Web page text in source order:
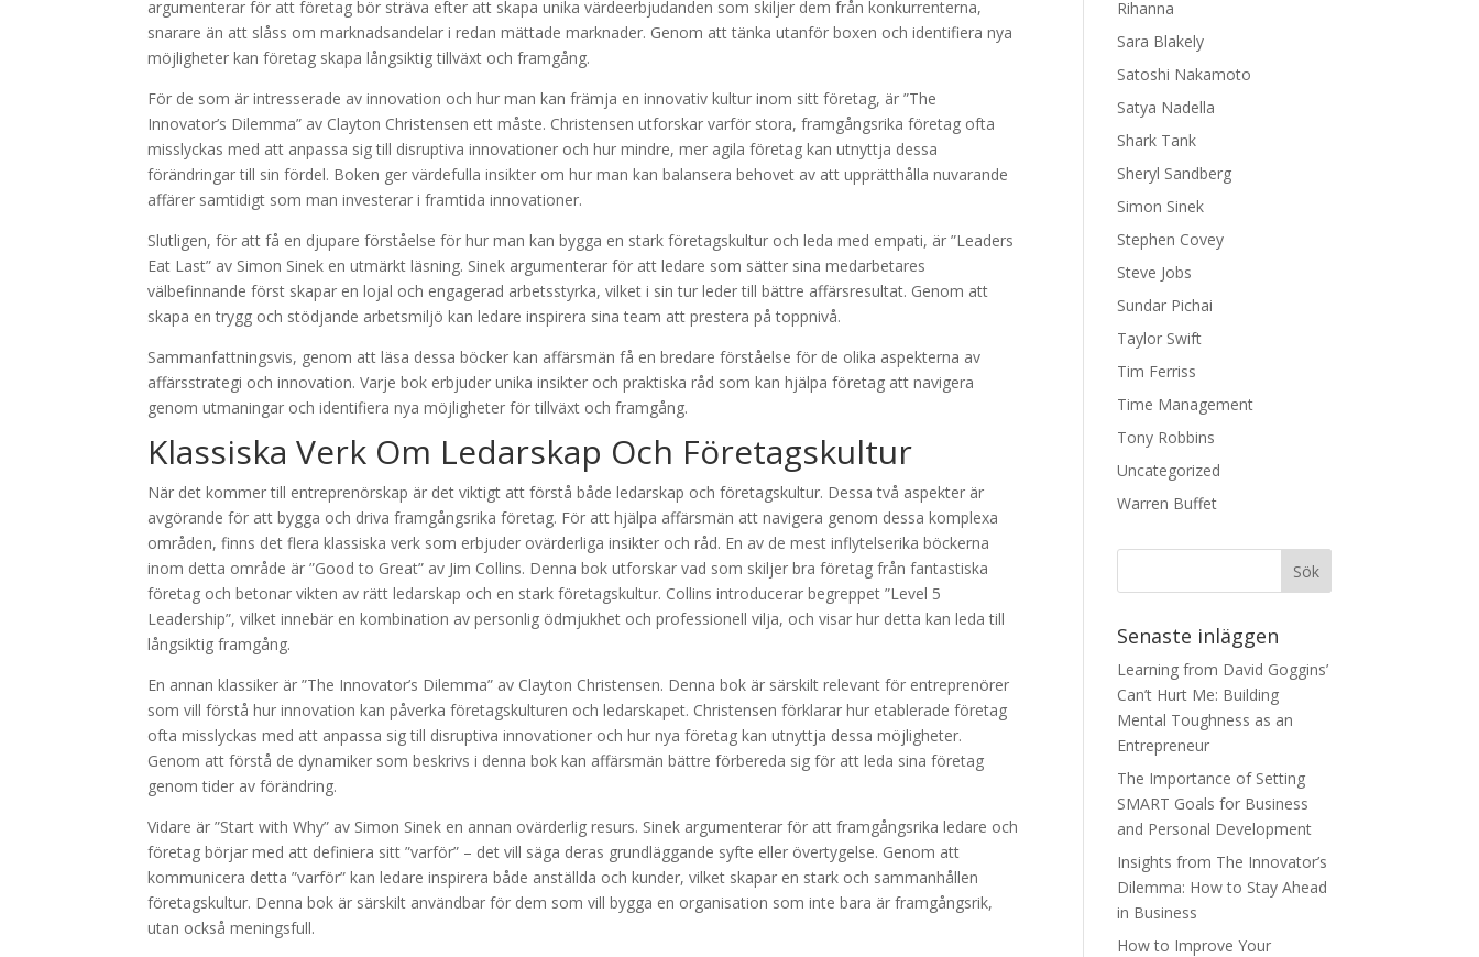
argumenterar för att företag bör sträva efter att skapa unika värdeerbjudanden som skiljer dem från konkurrenterna,
snarare än att slåss om marknadsandelar i redan mättade marknader. Genom att tänka utanför boxen och identifiera nya
möjligheter kan företag skapa långsiktig tillväxt och framgång.
För de som är intresserade av innovation och hur man kan främja en innovativ kultur inom sitt företag, är ”The
Innovator’s Dilemma” av Clayton Christensen ett måste. Christensen utforskar varför stora, framgångsrika företag ofta
misslyckas med att anpassa sig till disruptiva innovationer och hur mindre, mer agila företag kan utnyttja dessa
förändringar till sin fördel. Boken ger värdefulla insikter om hur man kan balansera behovet av att upprätthålla nuvarande
affärer samtidigt som man investerar i framtida innovationer.
Slutligen, för att få en djupare förståelse för hur man kan bygga en stark företagskultur och leda med empati, är ”Leaders
Eat Last” av Simon Sinek en utmärkt läsning. Sinek argumenterar för att ledare som sätter sina medarbetares
välbefinnande först skapar en lojal och engagerad arbetsstyrka, vilket i sin tur leder till bättre affärsresultat. Genom att
skapa en trygg och stödjande arbetsmiljö kan ledare inspirera sina team att prestera på toppnivå.
Sammanfattningsvis, genom att läsa dessa böcker kan affärsmän få en bredare förståelse för de olika aspekterna av
affärsstrategi och innovation. Varje bok erbjuder unika insikter och praktiska råd som kan hjälpa företag att navigera
genom utmaningar och identifiera nya möjligheter för tillväxt och framgång.
Klassiska Verk Om Ledarskap Och Företagskultur
När det kommer till entreprenörskap är det viktigt att förstå både ledarskap och företagskultur. Dessa två aspekter är
avgörande för att bygga och driva framgångsrika företag. För att hjälpa affärsmän att navigera genom dessa komplexa
områden, finns det flera klassiska verk som erbjuder ovärderliga insikter och råd. En av de mest inflytelserika böckerna
inom detta område är ”Good to Great” av Jim Collins. Denna bok utforskar vad som skiljer bra företag från fantastiska
företag och betonar vikten av rätt ledarskap och en stark företagskultur. Collins introducerar begreppet ”Level 5
Leadership”, vilket innebär en kombination av personlig ödmjukhet och professionell vilja, och visar hur detta kan leda till
långsiktig framgång.
En annan klassiker är ”The Innovator’s Dilemma” av Clayton Christensen. Denna bok är särskilt relevant för entreprenörer
som vill förstå hur innovation kan påverka företagskulturen och ledarskapet. Christensen förklarar hur etablerade företag
ofta misslyckas med att anpassa sig till disruptiva innovationer och hur nya företag kan utnyttja dessa möjligheter.
Genom att förstå de dynamiker som beskrivs i denna bok kan affärsmän bättre förbereda sig för att leda sina företag
genom tider av förändring.
Vidare är ”Start with Why” av Simon Sinek en annan ovärderlig resurs. Sinek argumenterar för att framgångsrika ledare och
företag börjar med att definiera sitt ”varför” – det vill säga deras grundläggande syfte eller övertygelse. Genom att
kommunicera detta ”varför” kan ledare inspirera både anställda och kunder, vilket skapar en stark och sammanhållen
företagskultur. Denna bok är särskilt användbar för dem som vill bygga en organisation som inte bara är framgångsrik,
utan också meningsfull.
Rihanna
Sara Blakely
Satoshi Nakamoto
Satya Nadella
Shark Tank
Sheryl Sandberg
Simon Sinek
Stephen Covey
Steve Jobs
Sundar Pichai
Taylor Swift
Tim Ferriss
Time Management
Tony Robbins
Uncategorized
Warren Buffet
Senaste inläggen
Learning from David Goggins’
Can’t Hurt Me: Building
Mental Toughness as an
Entrepreneur
The Importance of Setting
SMART Goals for Business
and Personal Development
Insights from The Innovator’s
Dilemma: How to Stay Ahead
in Business
How to Improve Your